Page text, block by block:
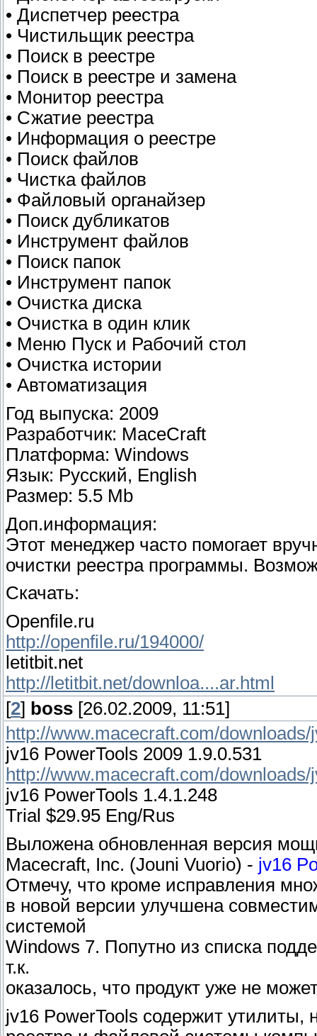
• Диспетчер реестра
• Чистильщик реестра
• Поиск в реестре
• Поиск в реестре и замена
• Монитор реестра
• Сжатие реестра
• Информация о реестре
• Поиск файлов
• Чистка файлов
• Файловый органайзер
• Поиск дубликатов
• Инструмент файлов
• Поиск папок
• Инструмент папок
• Очистка диска
• Очистка в один клик
• Меню Пуск и Рабочий стол
• Очистка истории
• Автоматизация
Год выпуска: 2009
Разработчик: MaceCraft
Платформа: Windows
Язык: Русский, English
Размер: 5.5 Mb
Доп.информация:
Этот менеджер часто помогает
очистки реестра программы.
Скачать:
Оpenfile.ru
http://openfile.ru/194000/
letitbit.net
http://letitbit.net/downloa....ar.html
[2] boss [26.02.2009, 11:51]
http://www.macecraft.com/
jv16 PowerTools 2009 1.9.0.531
http://www.macecraft.com/
jv16 PowerTools 1.4.1.248
Trial $29.95 Eng/Rus
Выложена обновленная версия
Macecraft, Inc. (Jouni Vuorio) - jv16
Отмечу, что кроме исправления
в новой версии улучшена
системой
Windows 7. Попутно из списка
т.к.
оказалось, что продукт уже не
jv16 PowerTools содержит утилиты,